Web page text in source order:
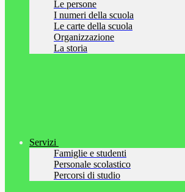
Le persone
I numeri della scuola
Le carte della scuola
Organizzazione
La storia
Servizi
Famiglie e studenti
Personale scolastico
Percorsi di studio